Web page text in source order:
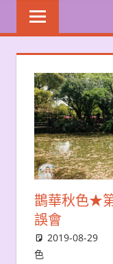
鵲華秋色★
誤會
2019-08-29
色